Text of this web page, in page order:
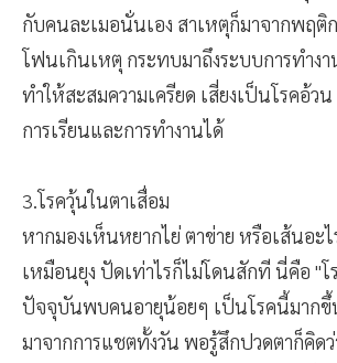
กับคนละเมอนั่นเอง สาเหตุก็มาจากพฤติ
โฟนเกินเหตุ กระทบมาถึงระบบการทำงา
ทำให้สะสมความเครียด เสี่ยงเป็นโรคอ้ว
การเรียนและการทำงานได้
3.โรควุ้นในตาเสื่อม
หากมองเห็นหยากไย่ ตาข่าย หรือเส้นอะ
เหมือนยุง ปัดเท่าไรก็ไม่โดนสักที นี่คือ "โ
ปัจจุบันพบคนอายุน้อยๆ เป็นโรคนี้มากขึ้
มาจากการแชตทั้งวัน พอรู้สึกปวดตาก็คิด